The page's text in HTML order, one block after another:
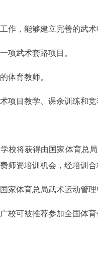
，能够建立完善的武术
武术套路项目。
育教师。
目教学、课余训练和竞
将获得由国家体育总局
师资培训机会，经培训合
体育总局武术运动管理
可被推荐参加全国体育